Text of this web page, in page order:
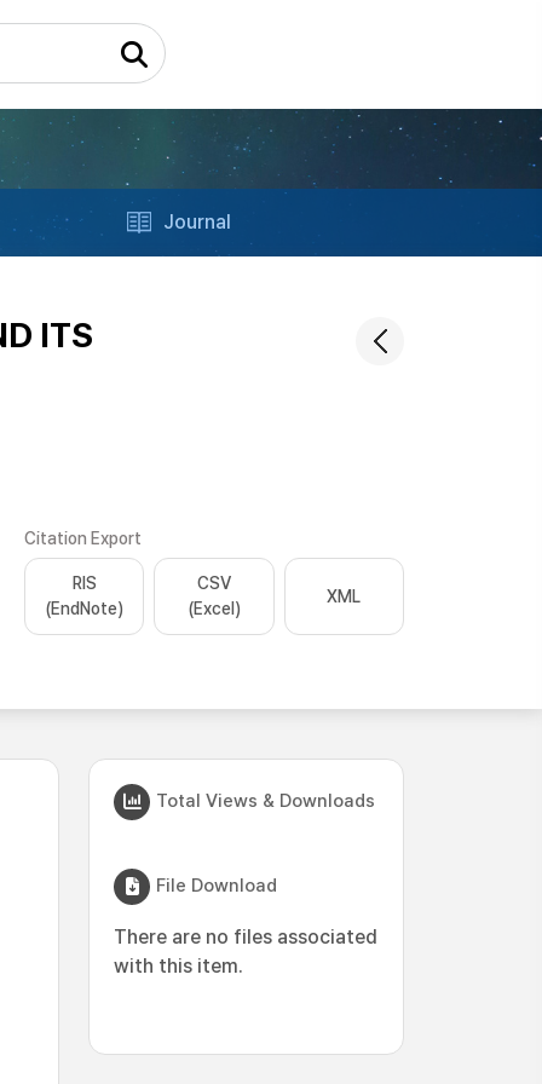
Journal
ITS
Citation Export
RIS
(EndNote)
CSV
(Excel)
XML
Total Views & Downloads
File Download
There are no files associated
with this item.